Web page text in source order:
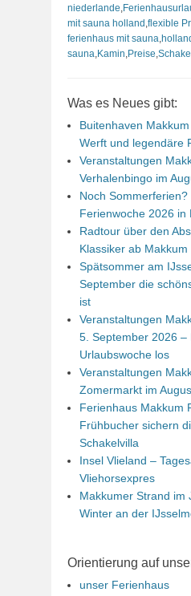
niederlande,
mit sauna holland ,flexible
ferienhaus mit sauna,
sauna,Kamin,Preise,
Was es Neues gibt:
Buitenhaven
Werft und legendäre
Veranstaltungen
Verhalenbingo im
Noch Sommerferien?
Ferienwoche 2026 in
Radtour über den
Klassiker ab Makkum
Spätsommer am
September die
ist
Veranstaltungen
5. September 2026 –
Urlaubswoche los
Veranstaltungen
Zomermarkt im
Ferienhaus Makkum
Frühbucher sichern
Schakelvilla
Insel Vlieland –
Vliehorsexpres
Makkumer Strand im
Winter an der
Orientierung auf
unser Ferienhaus